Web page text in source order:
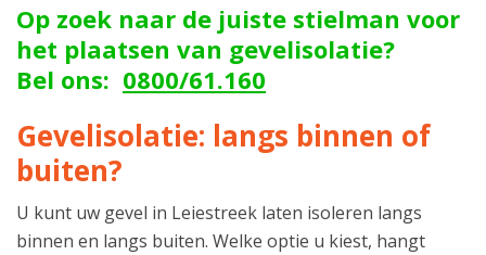
Op zoek naar de juiste stielman voor
het plaatsen van gevelisolatie?
Bel ons: 0800/61.160
Gevelisolatie: langs binnen of
buiten?
U kunt uw gevel in Leiestreek laten isoleren langs
binnen en langs buiten. Welke optie u kiest, hangt